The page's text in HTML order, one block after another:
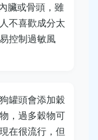
臟或骨頭，雖
不喜歡成分太
控制過敏風
罐頭會添加穀
，過多穀物可
在很流行，但